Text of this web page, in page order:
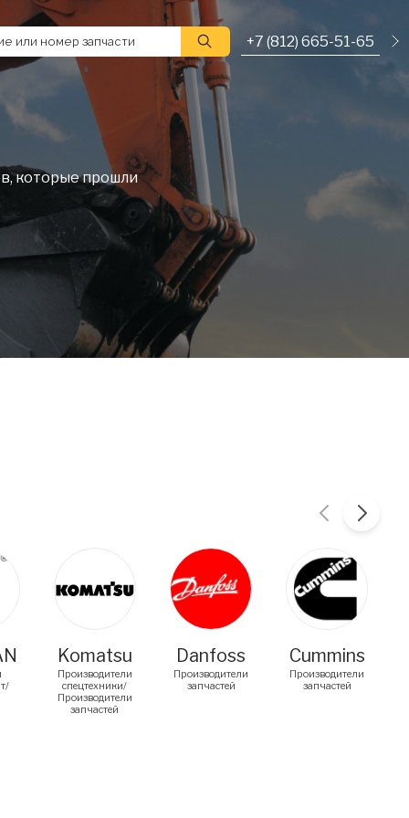
или номер запчасти +7 (812) 665-51-65
которые прошли
Komatsu
Производители
спецтехники/
Производители
запчастей
Danfoss
Производители
запчастей
Cummins
Производители
запчастей